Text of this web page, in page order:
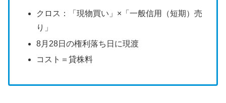
クロス：「現物買い」×「一般信用（短期）売
り」
8月28日の権利落ち日に現渡
コスト＝貸株料